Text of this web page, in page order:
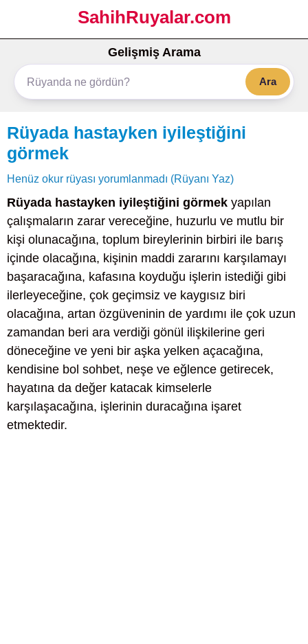
SahihRuyalar.com
Gelişmiş Arama
Ara
Rüyada hastayken iyileştiğini
görmek
Henüz okur rüyası yorumlanmadı (Rüyanı Yaz)
Rüyada hastayken iyileştiğini görmek yapılan
çalışmaların zarar vereceğine, huzurlu ve mutlu bir
kişi olunacağına, toplum bireylerinin birbiri ile barış
içinde olacağına, kişinin maddi zararını karşılamayı
başaracağına, kafasına koyduğu işlerin istediği gibi
ilerleyeceğine, çok geçimsiz ve kaygısız biri
olacağına, artan özgüveninin de yardımı ile çok uzun
zamandan beri ara verdiği gönül ilişkilerine geri
döneceğine ve yeni bir aşka yelken açacağına,
kendisine bol sohbet, neşe ve eğlence getirecek,
hayatına da değer katacak kimselerle
karşılaşacağına, işlerinin duracağına işaret
etmektedir.